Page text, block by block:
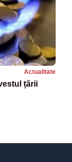
Actualitate
țării